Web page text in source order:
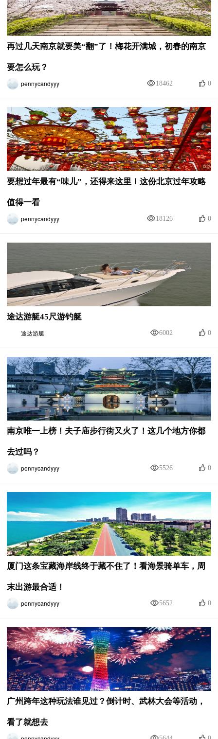
再过几天南京就要美“翻”了！梅花开满城，初春的南京
要怎么玩？
pennycandyyy 0
18462
要想过年最有“味儿”，还得来这里！这份北京过年攻略
值得一看
pennycandyyy 0
18126
途达游艇45尺游钓艇
途达游艇 0
6002
南京唯一上榜！夫子庙步行街又火了！这几个地方你都
去过吗？
pennycandyyy 0
5526
厦门这条宝藏海岸线终于藏不住了！看海景骑单车，周
末出游最合适！
pennycandyyy 0
5652
广州跨年这种玩法谁见过？倒计时、武林大会等活动，
看了就想去